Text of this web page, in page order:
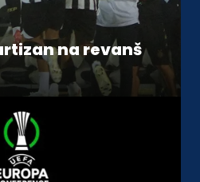
na revanš